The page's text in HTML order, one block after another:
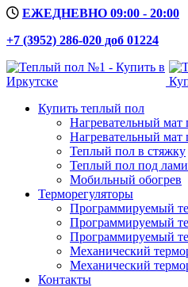
ЕЖЕДНЕВНО 09:00 - 20:00
+7 (3952) 286-020 доб 01224
Купить теплый пол
Нагревательный мат
Нагревательный
Теплый пол в стяжку
Теплый пол под
Мобильный обогрев
Терморегуляторы
Программируемый
Программируемый
Программируемый
Механический
Механический
Контакты